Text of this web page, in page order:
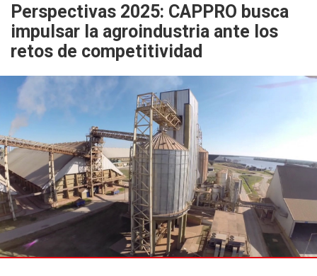
Perspectivas 2025: CAPPRO busca
impulsar la agroindustria ante los
retos de competitividad